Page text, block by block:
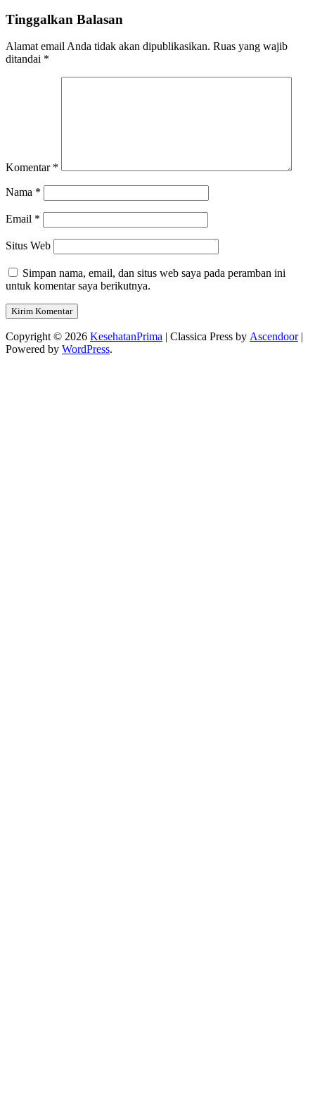
Tinggalkan Balasan
Alamat email Anda tidak akan dipublikasikan. Ruas yang wajib
ditandai *
Komentar *
Nama *
Email *
Situs Web
Simpan nama, email, dan situs web saya pada peramban ini
untuk komentar saya berikutnya.
Copyright © 2026 KesehatanPrima | Classica Press by Ascendoor|
Powered by WordPress.